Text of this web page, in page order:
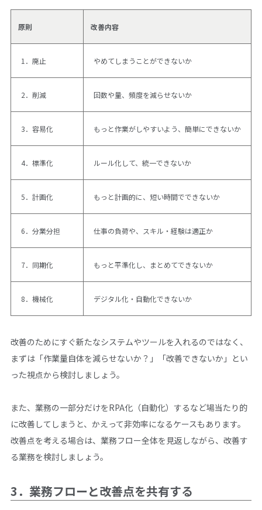
原則 改善内容
1．廃止 やめてしまうことができないか
2．削減 回数や量、頻度を減らせないか
3．容易化 もっと作業がしやすいよう、簡単にできないか
4．標準化 ルール化して、統一できないか
5．計画化 もっと計画的に、短い時間でできないか
6．分業分担 仕事の負荷や、スキル・経験は適正か
7．同期化 もっと平準化し、まとめてできないか
8．機械化 デジタル化・自動化できないか
改善のためにすぐ新たなシステムやツールを入れるのではなく、
まずは「作業量自体を減らせないか？」「改善できないか」とい
った視点から検討しましょう。
また、業務の一部分だけをRPA化（自動化）するなど場当たり的
に改善してしまうと、かえって非効率になるケースもあります。
改善点を考える場合は、業務フロー全体を見返しながら、改善す
る業務を検討しましょう。
3．業務フローと改善点を共有する